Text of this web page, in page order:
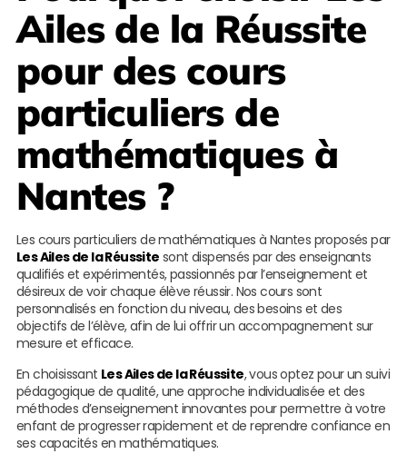
Ailes de la Réussite
pour des cours
particuliers de
mathématiques à
Nantes ?
Les cours particuliers de mathématiques à Nantes proposés par
Les Ailes de la Réussite sont dispensés par des enseignants
qualifiés et expérimentés, passionnés par l’enseignement et
désireux de voir chaque élève réussir. Nos cours sont
personnalisés en fonction du niveau, des besoins et des
objectifs de l’élève, afin de lui offrir un accompagnement sur
mesure et efficace.
En choisissant Les Ailes de la Réussite, vous optez pour un suivi
pédagogique de qualité, une approche individualisée et des
méthodes d’enseignement innovantes pour permettre à votre
enfant de progresser rapidement et de reprendre confiance en
ses capacités en mathématiques.